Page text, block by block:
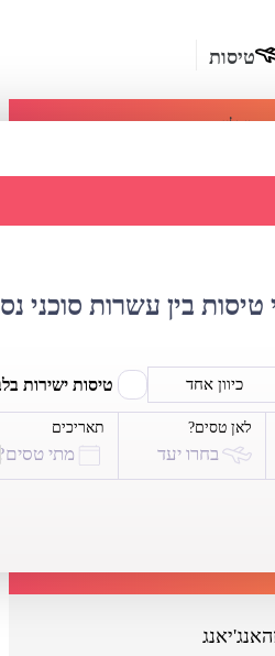
טיסות
מומלץ
בחו"ל
השכרת
רכב
טיסות בין עשרות סוכני
כיוון אחד טיסות ישירות
לאן טסים?
בחרו יעד
תאריכים
מתי